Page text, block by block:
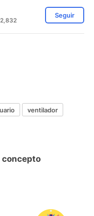
Seguir
ventilador
concepto